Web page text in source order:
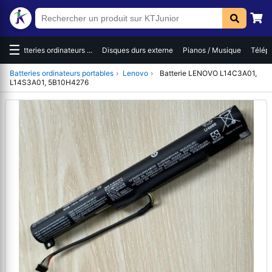
☰Batteries ordinateurs ... Disques durs externe Pianos / Musique
Batteries ordinateurs portables › Lenovo ›
Batterie LENOVO L14C3A01,
L14S3A01, 5B10H4276